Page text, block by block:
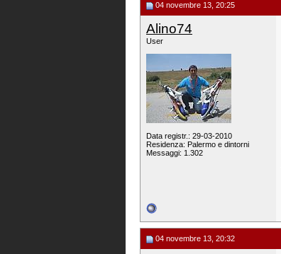
04 novembre 13, 20:25
Alino74
User
Data registr.: 29-03-2010
Residenza: Palermo e dintorni
Messaggi: 1.302
04 novembre 13, 20:32